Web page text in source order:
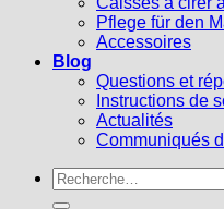
Pflege für den
Accessoires
Blog
Questions et
Instructions de
Actualités
Communiqués
Recherche
pour :